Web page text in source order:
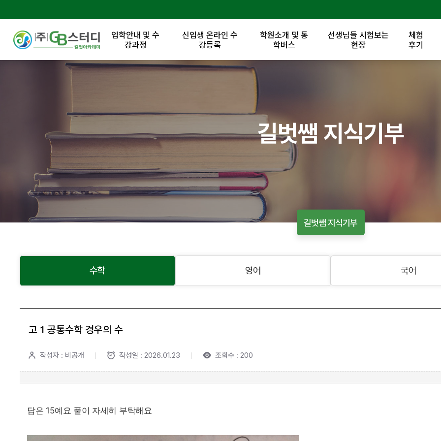
입학안내 및 수
강과정
신입생 온라인 수
강등록
학원소개 및 통
학버스
선생님들 시험보는
현장
체험
후기
길벗쌤 지식기부
길벗쌤 지식기부
수학 영어 국어
고 1 공통수학 경우의 수
작성자 : 비공개 작성일 : 2026.01.23 조회수 : 200
답은 15예요 풀이 자세히 부탁해요